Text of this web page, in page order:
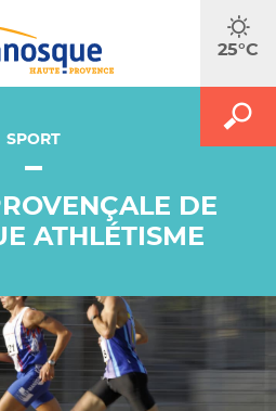
25°C
le
le
SPORT
DE
ATHLÉTISME